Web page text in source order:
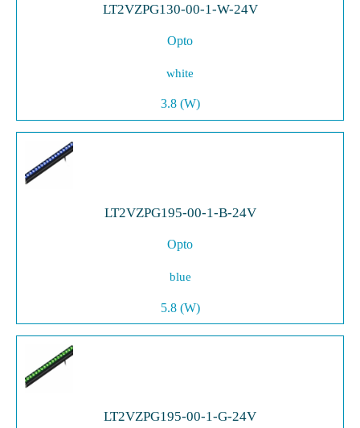
LT2VZPG130-00-1-W-24V
Opto
white
3.8 (W)
LT2VZPG195-00-1-B-24V
Opto
blue
5.8 (W)
LT2VZPG195-00-1-G-24V